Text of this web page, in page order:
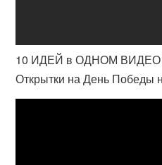
10 ИДЕЙ в ОДНОМ ВИДЕО
Открытки на День